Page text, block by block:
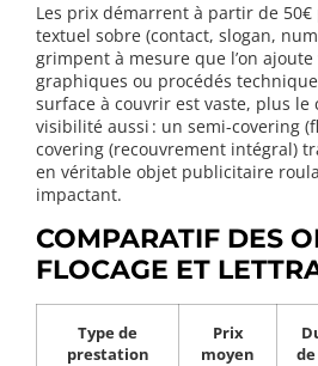
Les prix démarrent à partir de
textuel sobre (contact, slogan,
grimpent à mesure que l’on
graphiques ou procédés
surface à couvrir est vaste, plus le
visibilité aussi : un semi-covering
covering (recouvrement intégral)
en véritable objet publicitaire
impactant.
COMPARATIF DES
FLOCAGE ET
Type de
prestation
Prix
moyen